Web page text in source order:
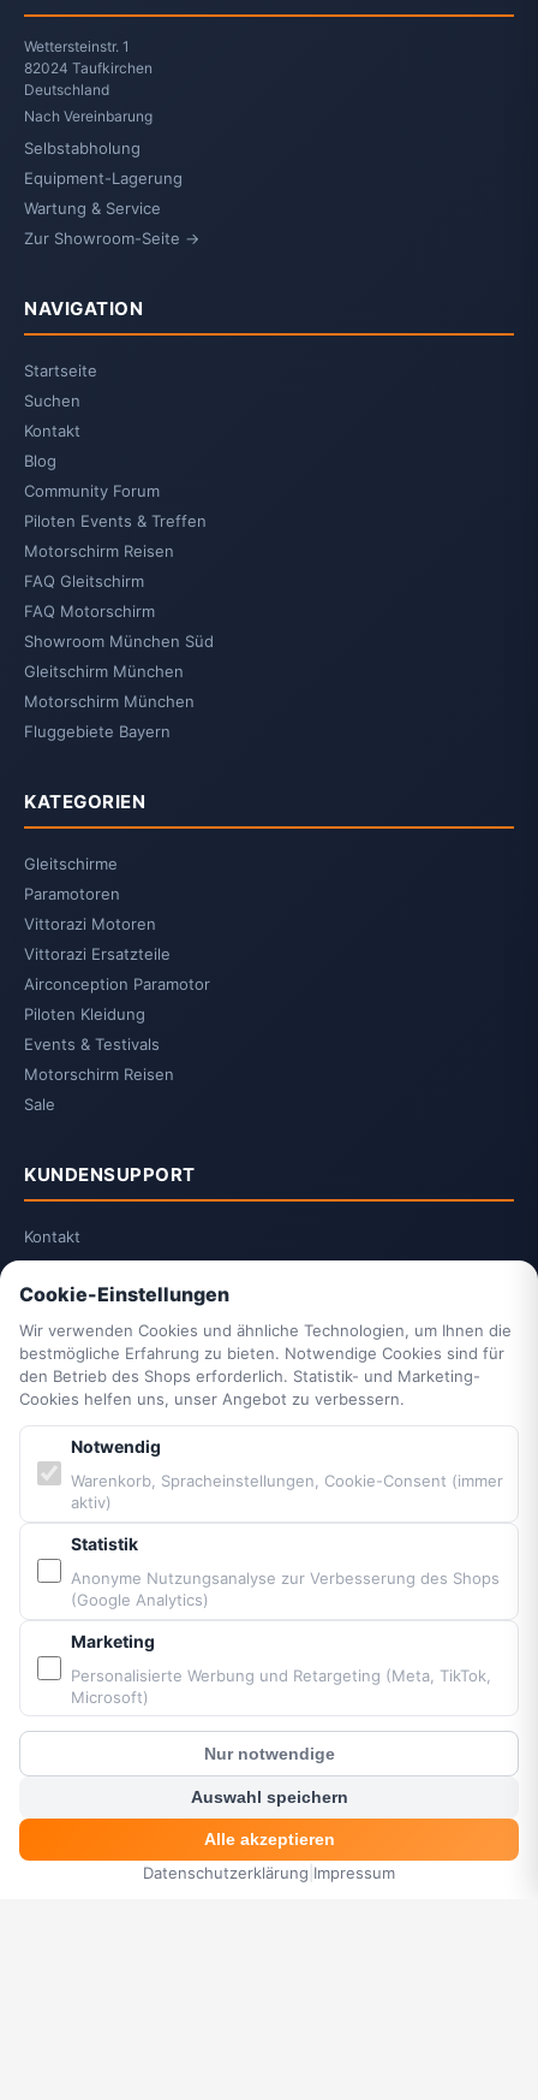
MENÜ SUCHE KORB
Wettersteinstr. 1
82024 Taufkirchen
Deutschland
Nach Vereinbarung
Selbstabholung
Equipment-Lagerung
Wartung & Service
Zur Showroom-Seite →
NAVIGATION
Startseite
Suchen
Kontakt
Blog
Community Forum
Piloten Events & Treffen
Motorschirm Reisen
FAQ Gleitschirm
FAQ Motorschirm
Showroom München Süd
Gleitschirm München
Motorschirm München
Fluggebiete Bayern
KATEGORIEN
Gleitschirme
Paramotoren
Vittorazi Motoren
Vittorazi Ersatzteile
Airconception Paramotor
Piloten Kleidung
Events & Testivals
Motorschirm Reisen
Sale
KUNDENSUPPORT
Kontakt
2-Jahrescheck & Retter packen
Vittorazi Service
Datenschutzerklärung
AGB
Widerrufsrecht
Impressum
Cookie-Einstellungen
Barrierefreiheit
Sitemap
PARTNER & MARKEN
Vittorazi Motoren MY25
Airconception
Apco Aviation
BGD
? Kunden Chat
Cookie-Einstellungen
Wir verwenden Cookies und ähnliche Technologien, um Ihnen die
bestmögliche Erfahrung zu bieten. Notwendige Cookies sind für
den Betrieb des Shops erforderlich. Statistik- und Marketing-
Cookies helfen uns, unser Angebot zu verbessern.
Notwendig
Warenkorb, Spracheinstellungen, Cookie-Consent (immer
aktiv)
Statistik
Anonyme Nutzungsanalyse zur Verbesserung des Shops
(Google Analytics)
Marketing
Personalisierte Werbung und Retargeting (Meta, TikTok,
Microsoft)
Nur notwendige
Auswahl speichern
Alle akzeptieren
Datenschutzerklärung Impressum